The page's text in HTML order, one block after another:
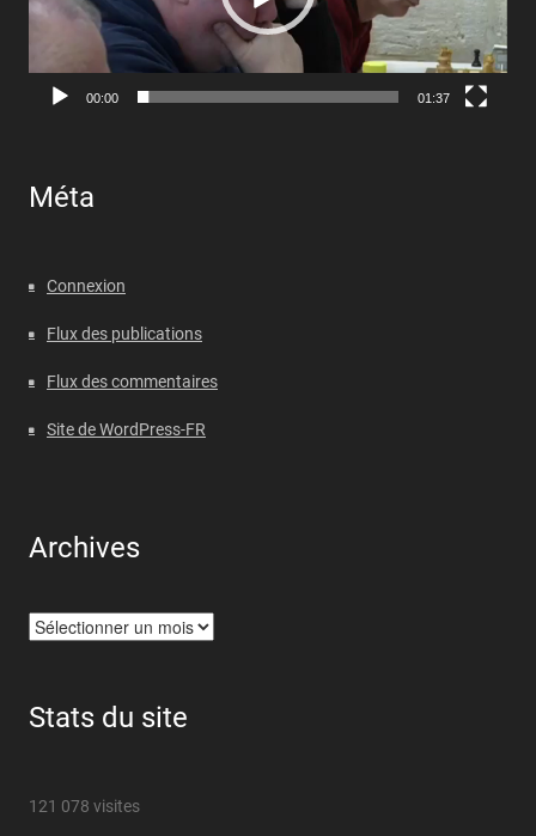
00:00 01:37
Méta
Connexion
Flux des publications
Flux des commentaires
Site de WordPress-FR
Archives
Archives
Stats du site
121 078 visites